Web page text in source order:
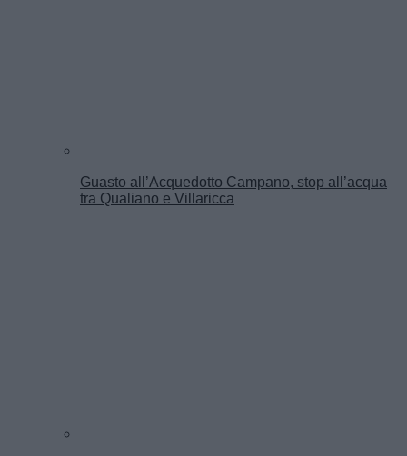
Guasto all’Acquedotto Campano, stop all’acqua
tra Qualiano e Villaricca